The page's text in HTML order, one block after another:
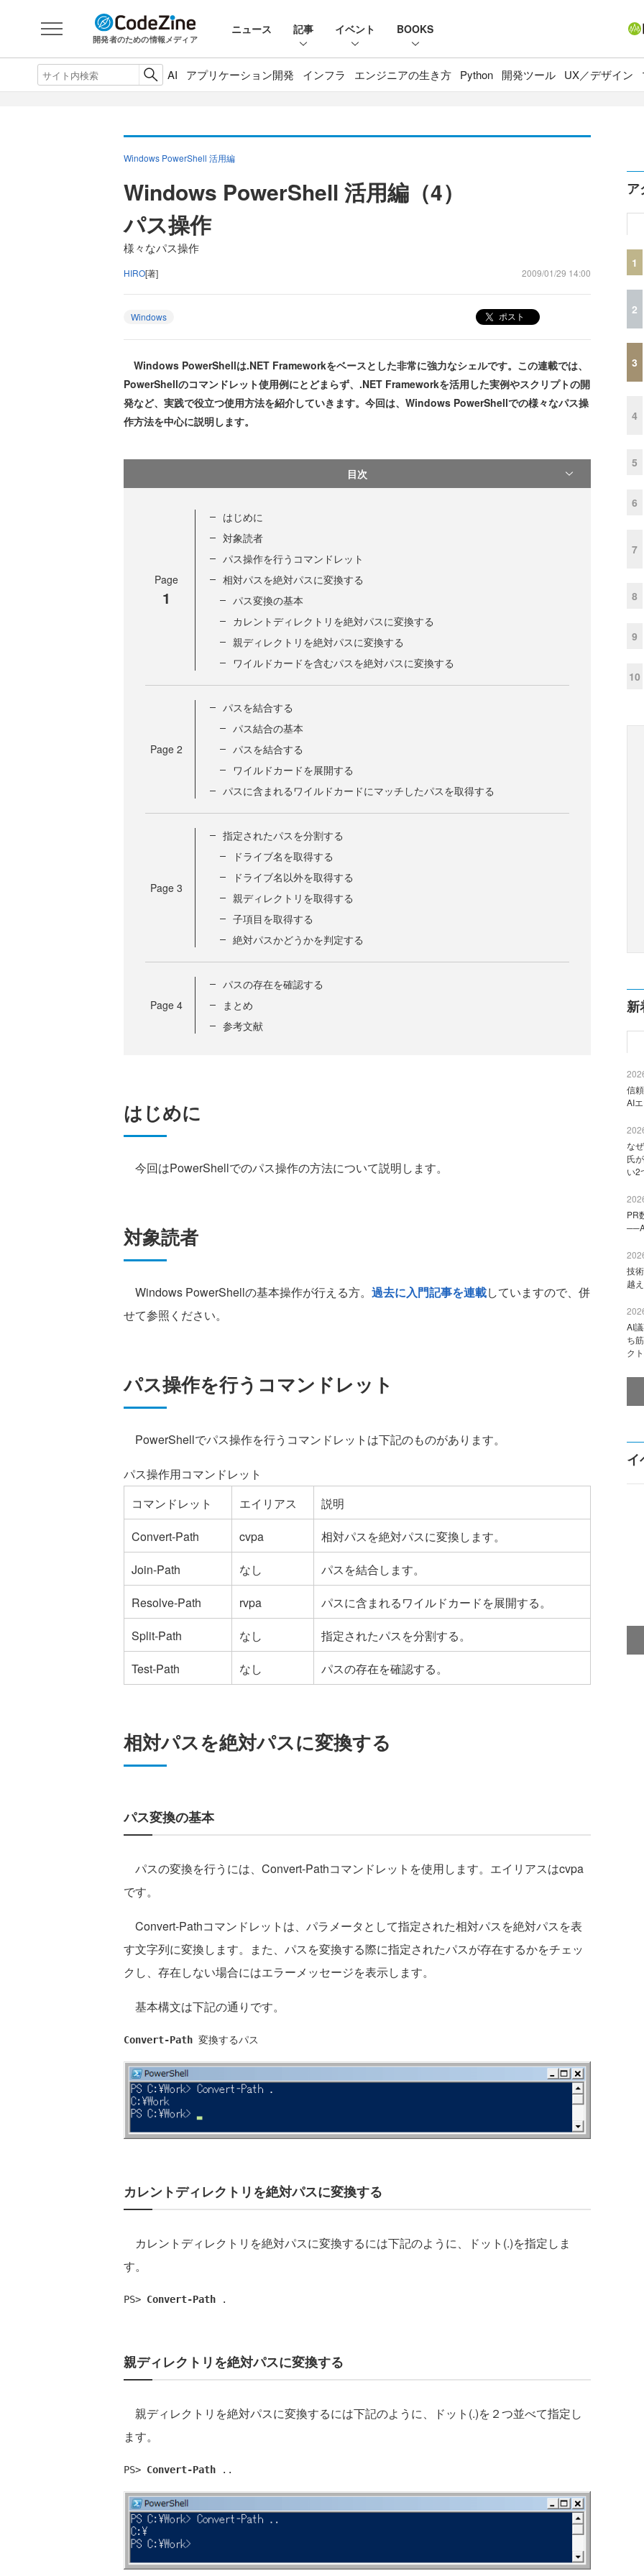
開発者のための情報メディア
ニュース 記事 イベント BOOKS
AI アプリケーション開発 インフラ エンジニアの生き方 Python 開発ツール UX／デザイン
Windows PowerShell 活用編
Windows PowerShell 活用編（4）
パス操作
様々なパス操作
HIRO[著] 2009/01/29 14:00
Windows ポスト
Windows PowerShellは.NET Frameworkをベースとした非常に強力なシェルです。この連載では、
PowerShellのコマンドレット使用例にとどまらず、.NET Frameworkを活用した実例やスクリプトの開
発など、実践で役立つ使用方法を紹介していきます。今回は、Windows PowerShellでの様々なパス操
作方法を中心に説明します。
目次
Page
1
はじめに
対象読者
パス操作を行うコマンドレット
相対パスを絶対パスに変換する
パス変換の基本
カレントディレクトリを絶対パスに変換する
親ディレクトリを絶対パスに変換する
ワイルドカードを含むパスを絶対パスに変換する
Page 2
パスを結合する
パス結合の基本
パスを結合する
ワイルドカードを展開する
パスに含まれるワイルドカードにマッチしたパスを取得する
Page 3
指定されたパスを分割する
ドライブ名を取得する
ドライブ名以外を取得する
親ディレクトリを取得する
子項目を取得する
絶対パスかどうかを判定する
Page 4
パスの存在を確認する
まとめ
参考文献
はじめに
今回はPowerShellでのパス操作の方法について説明します。
対象読者
Windows PowerShellの基本操作が行える方。 過去に入門記事を連載していますので、併
せて参照ください。
パス操作を行うコマンドレット
PowerShellでパス操作を行うコマンドレットは下記のものがあります。
パス操作用コマンドレット
コマンドレット
エイリアス
説明
Convert-Path
cvpa
相対パスを絶対パスに変換します。
Join-Path
なし
パスを結合します。
Resolve-Path
rvpa
パスに含まれるワイルドカードを展開する。
Split-Path
なし
指定されたパスを分割する。
Test-Path
なし パスの存在を確認する。
相対パスを絶対パスに変換する
パス変換の基本
パスの変換を行うには、Convert-Pathコマンドレットを使用します。エイリアスはcvpa
です。
Convert-Pathコマンドレットは、パラメータとして指定された相対パスを絶対パスを表
す文字列に変換します。また、パスを変換する際に指定されたパスが存在するかをチェッ
クし、存在しない場合にはエラーメッセージを表示します。
基本構文は下記の通りです。
Convert-Path 変換するパス
カレントディレクトリを絶対パスに変換する
カレントディレクトリを絶対パスに変換するには下記のように、ドット(.)を指定しま
す。
PS> Convert-Path .
親ディレクトリを絶対パスに変換する
親ディレクトリを絶対パスに変換するには下記のように、ドット(.)を２つ並べて指定し
ます。
PS> Convert-Path ..
ア
1
2
3
4
5
6
7
8
9
10
新
信
AI
な
氏
い2
PR
技
越
AI
ち
ク
イ